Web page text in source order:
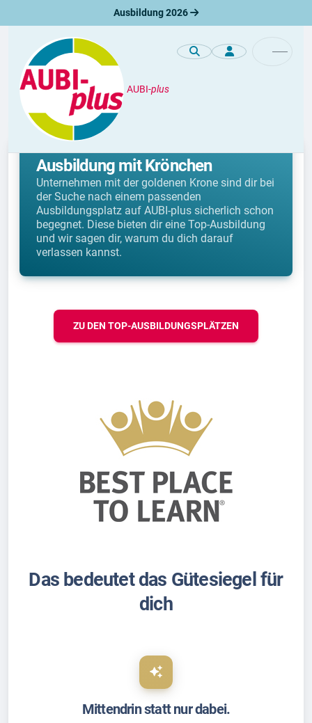
Ausbildung 2026
AUBI-plus
Ausbildung
BEST PLACE TO LEARN®: deine
Ausbildung mit Krönchen
Unternehmen mit der goldenen Krone sind dir bei
der Suche nach einem passenden
Ausbildungsplatz auf AUBI-plus sicherlich schon
begegnet. Diese bieten dir eine Top-Ausbildung
und wir sagen dir, warum du dich darauf
verlassen kannst.
ZU DEN TOP-AUSBILDUNGSPLÄTZEN
Das bedeutet das Gütesiegel für
dich
Mittendrin statt nur dabei.